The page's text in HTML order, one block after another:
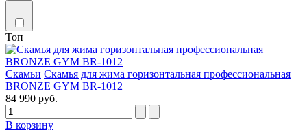
Топ
Скамьи Скамья для жима горизонтальная профессиональная
BRONZE GYM BR-1012
84 990 руб.
В корзину